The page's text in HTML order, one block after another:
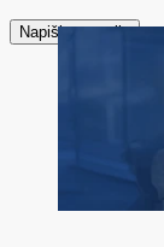
Napiši recenziju